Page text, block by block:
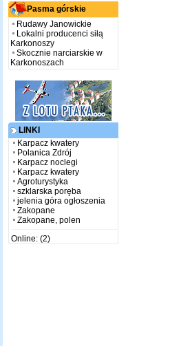
Pasma górskie
Rudawy Janowickie
Lokalni producenci siłą
Karkonoszy
Skocznie narciarskie w
Karkonoszach
LINKI
Karpacz kwatery
Polanica Zdrój
Karpacz noclegi
Karpacz kwatery
Agroturystyka
szklarska poręba
jelenia góra ogłoszenia
Zakopane
Zakopane, polen
Online: (2)